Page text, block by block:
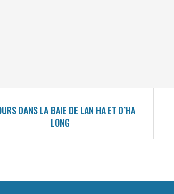
DANS LA BAIE DE LAN HA ET D’HA
LONG